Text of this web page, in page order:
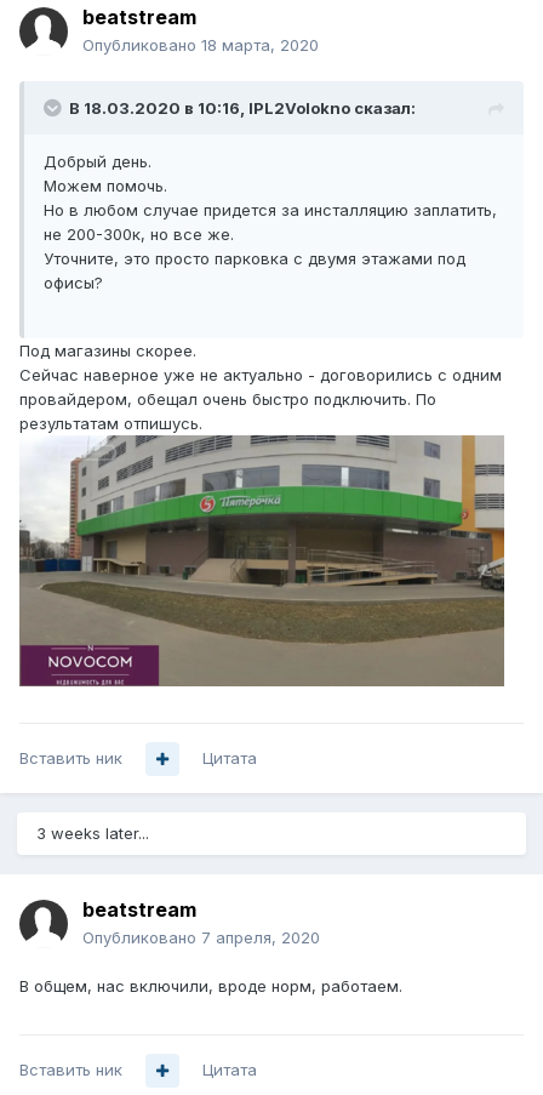
beatstream
Опубликовано 18 марта, 2020
В 18.03.2020 в 10:16, IPL2Volokno сказал:
Добрый день.
Можем помочь.
Но в любом случае придется за инсталляцию заплатить,
не 200-300к, но все же.
Уточните, это просто парковка с двумя этажами под
офисы?
Под магазины скорее.
Сейчас наверное уже не актуально - договорились с одним
провайдером, обещал очень быстро подключить. По
результатам отпишусь.
Вставить ник Цитата
3 weeks later...
beatstream
Опубликовано 7 апреля, 2020
В общем, нас включили, вроде норм, работаем.
Вставить ник Цитата